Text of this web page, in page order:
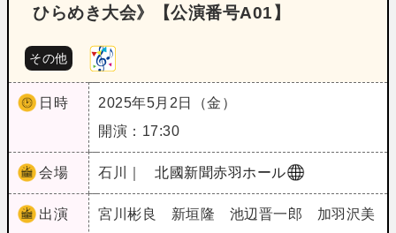
ひらめき大会》【公演番号A01】
その他
日時
2025年5月2日（金）
開演：17:30
会場 石川｜ 北國新聞赤羽ホール
出演
宮川彬良 新垣隆 池辺晋一郎 加羽沢美